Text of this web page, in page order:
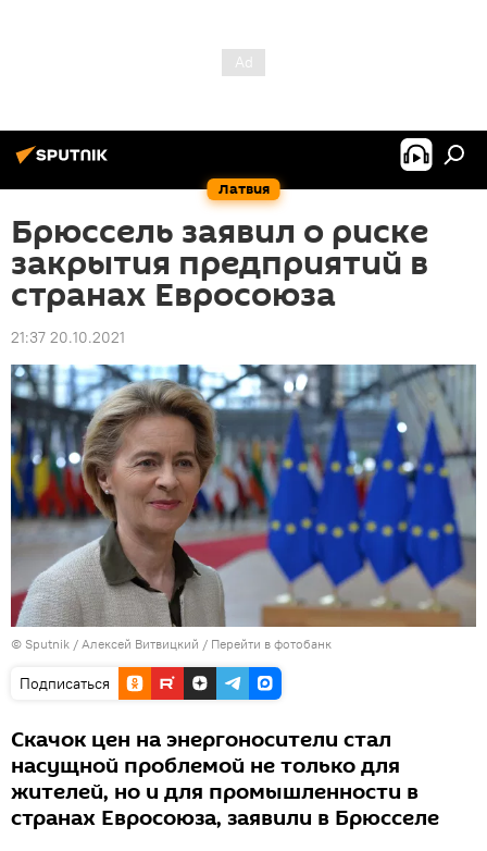
Латвия
Брюссель заявил о риске
закрытия предприятий в
странах Евросоюза
21:37 20.10.2021
© Sputnik / Алексей Витвицкий / Перейти в фотобанк
Подписаться
Скачок цен на энергоносители стал
насущной проблемой не только для
жителей, но и для промышленности в
странах Евросоюза, заявили в Брюсселе